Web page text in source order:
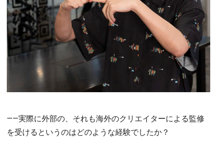
――実際に外部の、それも海外のクリエイターによる監修
を受けるというのはどのような経験でしたか？